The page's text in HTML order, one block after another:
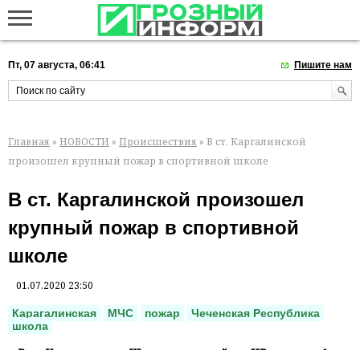
Пт, 07 августа, 06:41 Пишите нам
Главная » НОВОСТИ » Происшествия » В ст. Каргалинской
произошел крупный пожар в спортивной школе
В ст. Каргалинской произошел
крупный пожар в спортивной
школе
01.07.2020 23:50
Карагалинская МЧС пожар
Чеченская Республика
школа